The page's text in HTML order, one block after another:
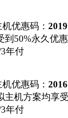
优惠码： 2019
到50%永久优惠
年付
优惠码： 2016
机方案均享
年付